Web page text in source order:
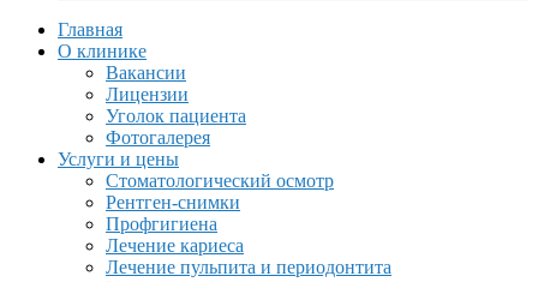
Главная
О клинике
Вакансии
Лицензии
Уголок пациента
Фотогалерея
Услуги и цены
Стоматологический осмотр
Рентген-снимки
Профгигиена
Лечение кариеса
Лечение пульпита и периодонтита